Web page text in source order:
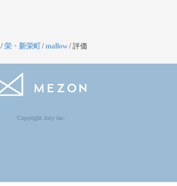
/栄・新栄町/mallow/評価
Copyright Jocy inc.